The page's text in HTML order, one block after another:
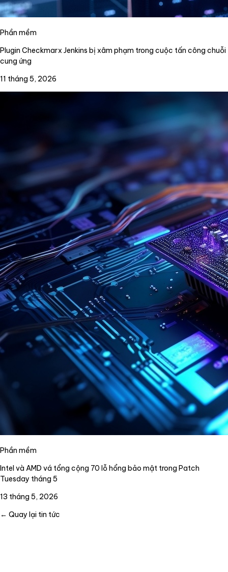
Phần mềm
Plugin Checkmarx Jenkins bị xâm phạm trong cuộc tấn công chuỗi
cung ứng
11 tháng 5, 2026
Phần mềm
Intel và AMD vá tổng cộng 70 lỗ hổng bảo mật trong Patch
Tuesday tháng 5
13 tháng 5, 2026
← Quay lại tin tức